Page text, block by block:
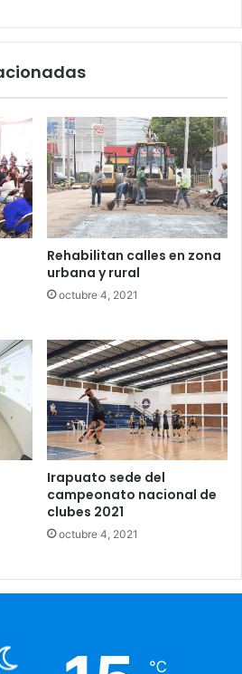
Rehabilitan calles en zona
urbana y rural
octubre 4, 2021
Irapuato sede del
campeonato nacional de
clubes 2021
octubre 4, 2021
℃